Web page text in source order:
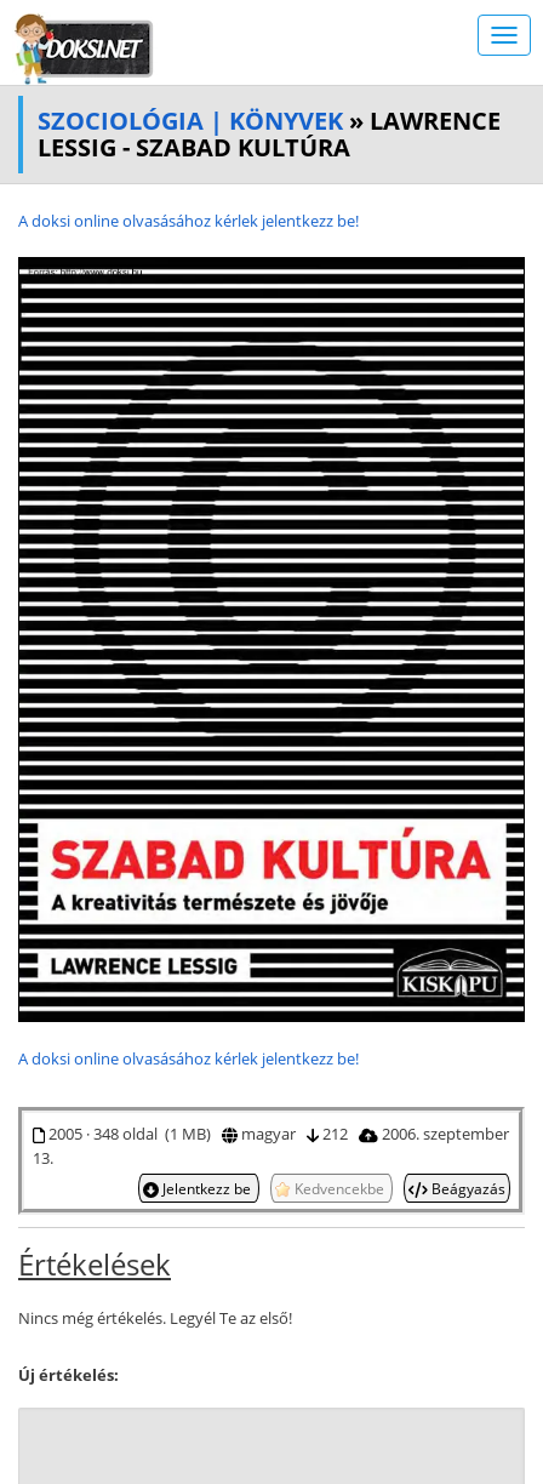
SZOCIOLÓGIA | KÖNYVEK » LAWRENCE
LESSIG - SZABAD KULTÚRA
A doksi online olvasásához kérlek jelentkezz be!
A doksi online olvasásához kérlek jelentkezz be!
2005 · 348 oldal (1 MB) magyar 212
2006. szeptember
13.
Jelentkezz be Kedvencekbe Beágyazás
Értékelések
Nincs még értékelés. Legyél Te az első!
Új értékelés: